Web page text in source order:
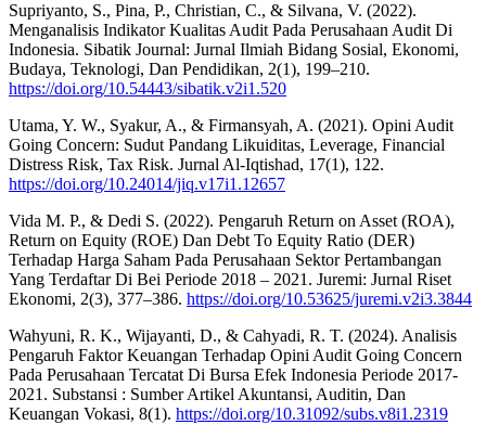
Supriyanto, S., Pina, P., Christian, C., & Silvana, V. (2022).
Menganalisis Indikator Kualitas Audit Pada Perusahaan Audit Di
Indonesia. Sibatik Journal: Jurnal Ilmiah Bidang Sosial, Ekonomi,
Budaya, Teknologi, Dan Pendidikan, 2(1), 199–210.
https://doi.org/10.54443/sibatik.v2i1.520
Utama, Y. W., Syakur, A., & Firmansyah, A. (2021). Opini Audit
Going Concern: Sudut Pandang Likuiditas, Leverage, Financial
Distress Risk, Tax Risk. Jurnal Al-Iqtishad, 17(1), 122.
https://doi.org/10.24014/jiq.v17i1.12657
Vida M. P., & Dedi S. (2022). Pengaruh Return on Asset (ROA),
Return on Equity (ROE) Dan Debt To Equity Ratio (DER)
Terhadap Harga Saham Pada Perusahaan Sektor Pertambangan
Yang Terdaftar Di Bei Periode 2018 – 2021. Juremi: Jurnal Riset
Ekonomi, 2(3), 377–386. https://doi.org/10.53625/juremi.v2i3.3844
Wahyuni, R. K., Wijayanti, D., & Cahyadi, R. T. (2024). Analisis
Pengaruh Faktor Keuangan Terhadap Opini Audit Going Concern
Pada Perusahaan Tercatat Di Bursa Efek Indonesia Periode 2017-
2021. Substansi : Sumber Artikel Akuntansi, Auditin, Dan
Keuangan Vokasi, 8(1). https://doi.org/10.31092/subs.v8i1.2319